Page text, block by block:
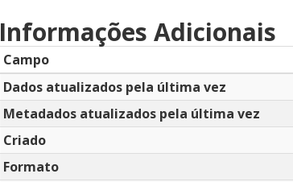
Informações Adicionais
Campo
Dados atualizados pela última vez
Metadados atualizados pela última vez
Criado
Formato